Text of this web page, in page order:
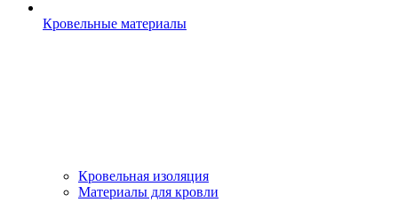
Кровельные материалы
Кровельная изоляция
Материалы для кровли